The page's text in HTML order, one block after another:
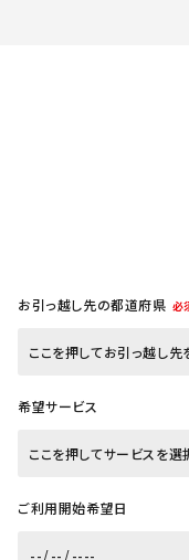
お引っ越し先の都道府県 必
希望サービス
ご利用開始希望日